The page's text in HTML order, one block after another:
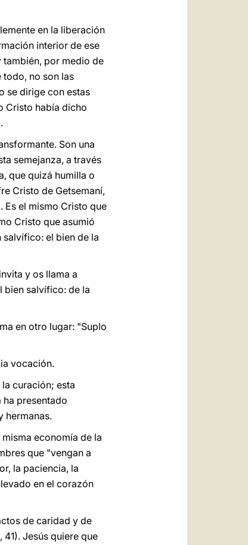
en la liberación
interior de ese
también, por medio de
todo, no son las
se dirige con estas
Cristo había dicho
Son una
semejanza, a través
que quizá humilla o
Cristo de Getsemaní,
el mismo Cristo que
Cristo que asumió
el bien de la
y os llama a
bien salvífico: de la
en otro lugar: "Suplo
vocación.
curación; esta
presentado
hermanas.
economía de la
que "vengan a
la paciencia, la
en el corazón
de caridad y de
41). Jesús quiere que